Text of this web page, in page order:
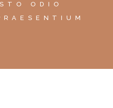
ODIO